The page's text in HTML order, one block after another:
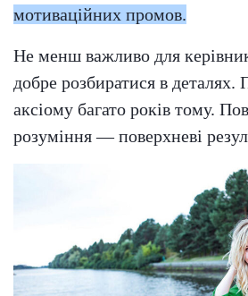
мотиваційних промов.
Не менш важливо для
добре розбиратися в деталях.
аксіому багато років тому.
розуміння — поверхневі